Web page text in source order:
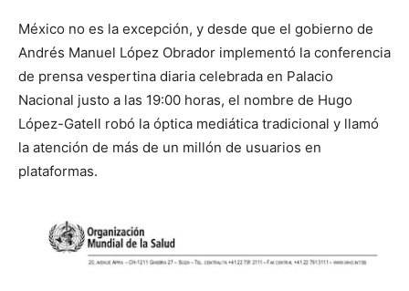
México no es la excepción, y desde que el gobierno de
Andrés Manuel López Obrador implementó la conferencia
de prensa vespertina diaria celebrada en Palacio
Nacional justo a las 19:00 horas, el nombre de Hugo
López-Gatell robó la óptica mediática tradicional y llamó
la atención de más de un millón de usuarios en
plataformas.